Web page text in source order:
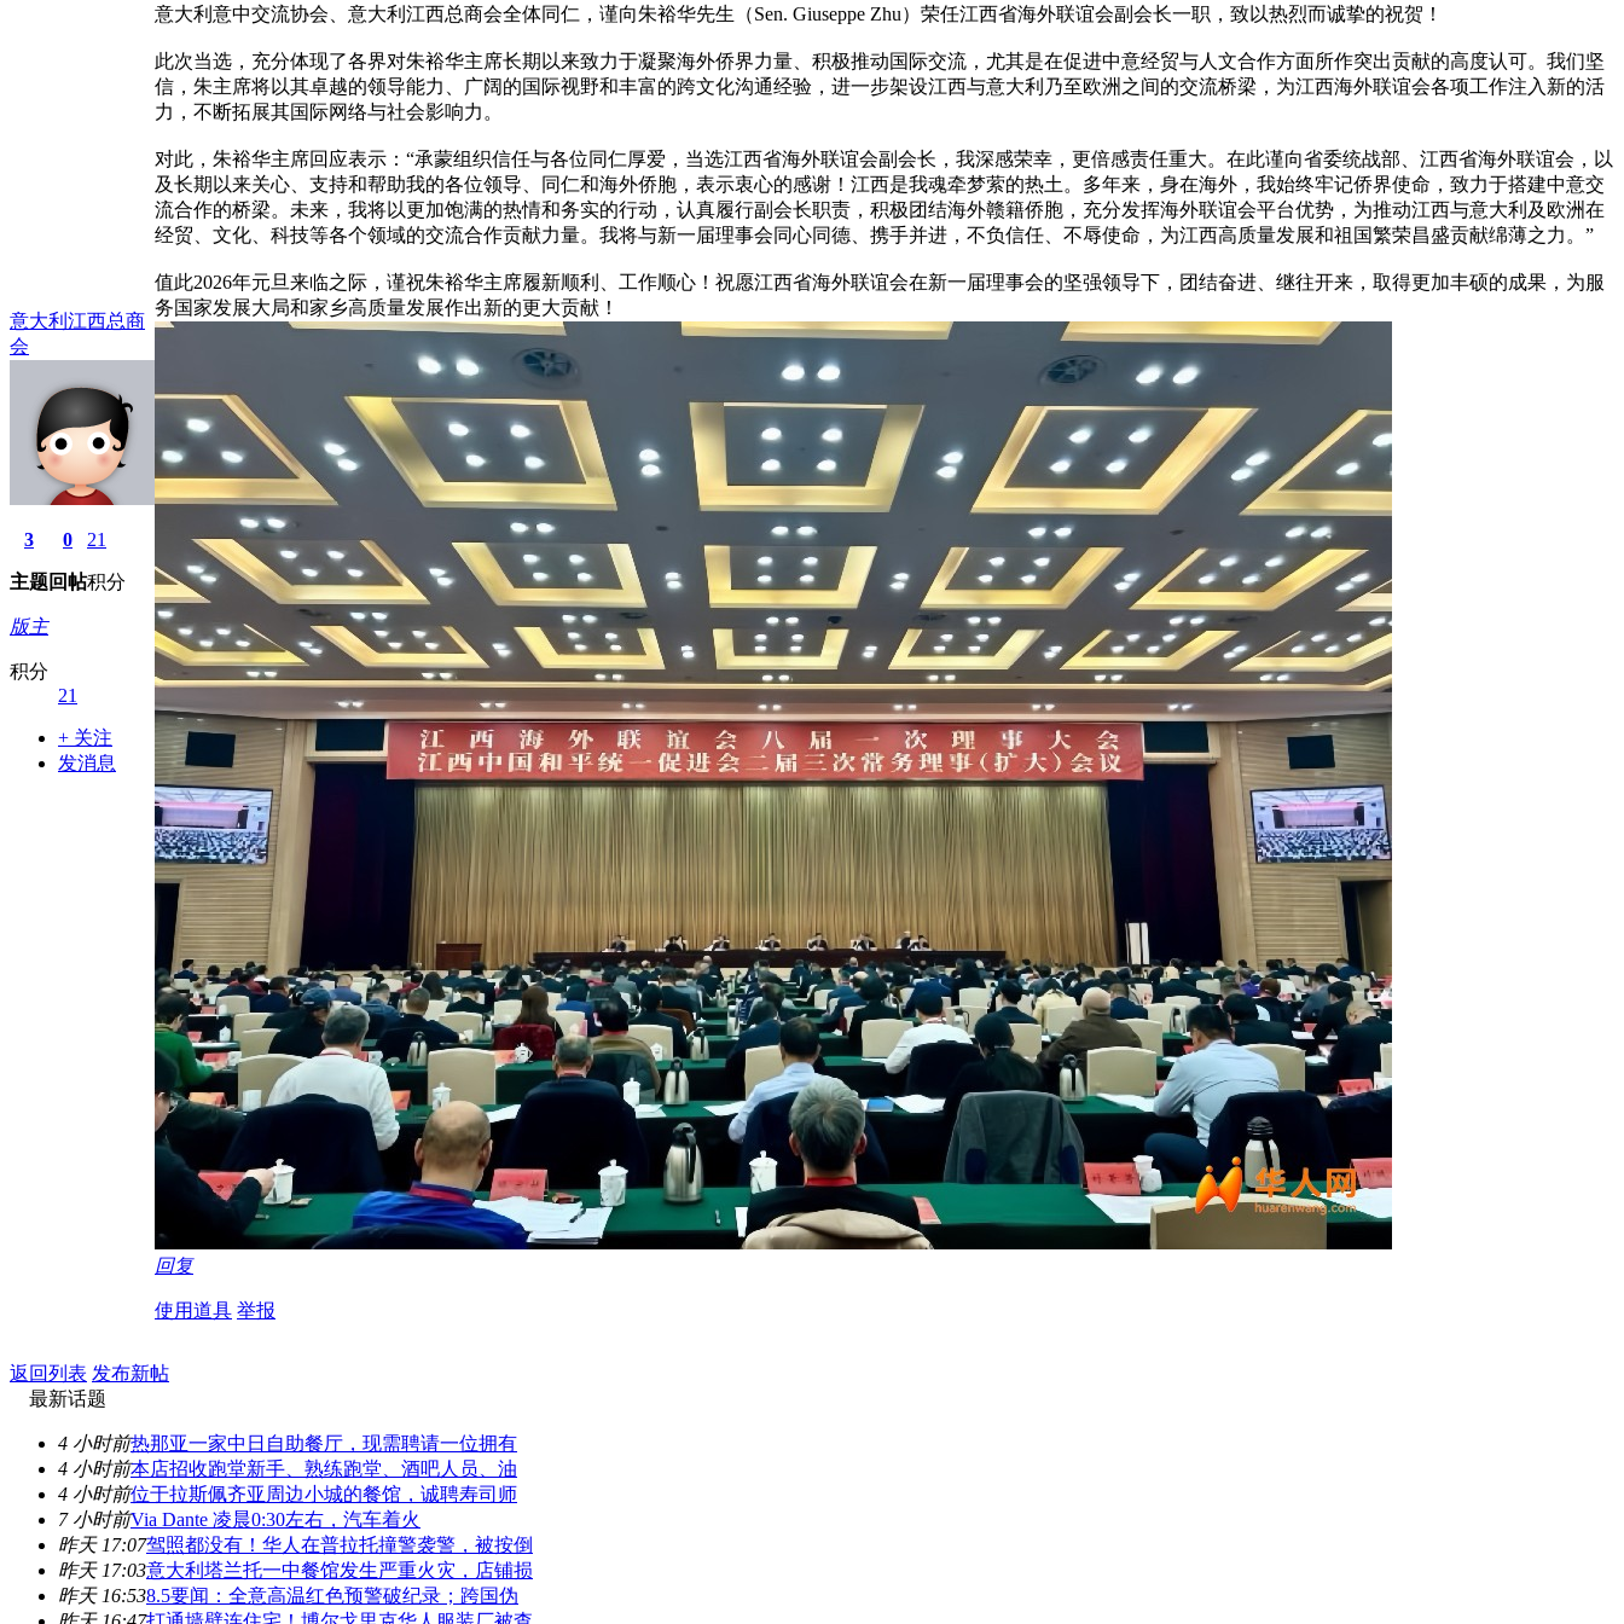
意大利江西总商
会
3
主题
0
回帖
21
积分
版主
积分
21
+ 关注
发消息
意大利意中交流协会、意大利江西总商会全体同仁，谨向朱裕华先生（Sen. Giuseppe Zhu）荣任江西省海外联谊会副会长一职，致以热烈而诚挚的祝贺！
此次当选，充分体现了各界对朱裕华主席长期以来致力于凝聚海外侨界力量、积极推动国际交流，尤其是在促进中意经贸与人文合作方面所作突出贡献的高度认可。我们坚
信，朱主席将以其卓越的领导能力、广阔的国际视野和丰富的跨文化沟通经验，进一步架设江西与意大利乃至欧洲之间的交流桥梁，为江西海外联谊会各项工作注入新的活
力，不断拓展其国际网络与社会影响力。
对此，朱裕华主席回应表示：“承蒙组织信任与各位同仁厚爱，当选江西省海外联谊会副会长，我深感荣幸，更倍感责任重大。在此谨向省委统战部、江西省海外联谊会，以
及长期以来关心、支持和帮助我的各位领导、同仁和海外侨胞，表示衷心的感谢！江西是我魂牵梦萦的热土。多年来，身在海外，我始终牢记侨界使命，致力于搭建中意交
流合作的桥梁。未来，我将以更加饱满的热情和务实的行动，认真履行副会长职责，积极团结海外赣籍侨胞，充分发挥海外联谊会平台优势，为推动江西与意大利及欧洲在
经贸、文化、科技等各个领域的交流合作贡献力量。我将与新一届理事会同心同德、携手并进，不负信任、不辱使命，为江西高质量发展和祖国繁荣昌盛贡献绵薄之力。”
值此2026年元旦来临之际，谨祝朱裕华主席履新顺利、工作顺心！祝愿江西省海外联谊会在新一届理事会的坚强领导下，团结奋进、继往开来，取得更加丰硕的成果，为服
务国家发展大局和家乡高质量发展作出新的更大贡献！
回复
使用道具 举报
返回列表 发布新帖
最新话题
4 小时前热那亚一家中日自助餐厅，现需聘请一位拥有
4 小时前本店招收跑堂新手、熟练跑堂、酒吧人员、油
4 小时前位于拉斯佩齐亚周边小城的餐馆，诚聘寿司师
7 小时前Via Dante 凌晨0:30左右，汽车着火
昨天 17:07驾照都没有！华人在普拉托撞警袭警，被按倒
昨天 17:03意大利塔兰托一中餐馆发生严重火灾，店铺损
昨天 16:538.5要闻：全意高温红色预警破纪录；跨国伪